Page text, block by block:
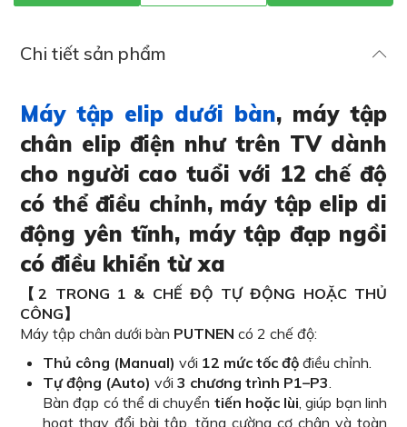
Chi tiết sản phẩm
Máy tập elip dưới bàn, máy tập
chân elip điện như trên TV dành
cho người cao tuổi với 12 chế độ
có thể điều chỉnh, máy tập elip di
động yên tĩnh, máy tập đạp ngồi
có điều khiển từ xa
【2 TRONG 1 & CHẾ ĐỘ TỰ ĐỘNG HOẶC THỦ
CÔNG】
Máy tập chân dưới bàn PUTNEN có 2 chế độ:
Thủ công (Manual) với 12 mức tốc độ điều chỉnh.
Tự động (Auto) với 3 chương trình P1–P3
Bàn đạp có thể di chuyển tiến hoặc lùi , giúp bạn linh
hoạt thay đổi bài tập, tăng cường cơ chân và toàn